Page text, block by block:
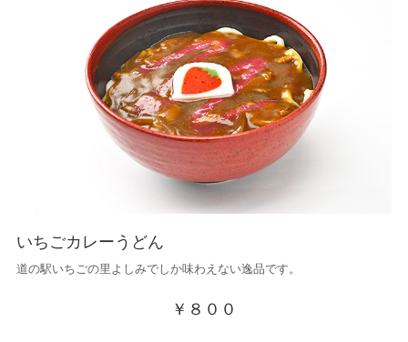
いちごカレーうどん
道の駅いちごの里よしみでしか味わえない逸品です。
￥８００